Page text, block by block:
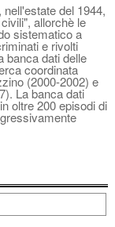
del 1944,
allorchè le
sistematico a
e rivolti
banca dati delle
coordinata
(2000-2002) e
La banca dati
oltre 200 episodi di